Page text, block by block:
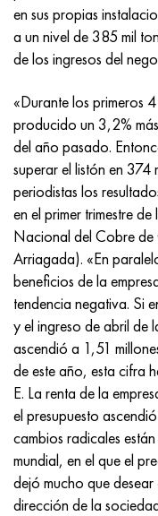
en sus propias
a un nivel de 385 mil
de los ingresos del
«Durante los primeros
producido un 3,2%
del año pasado.
superar el listón en
periodistas los
en el primer trimestre
Nacional del Cobre
Arriagada). «En
beneficios de la
tendencia negativa. Si
y el ingreso de abril de
ascendió a 1,51
de este año, esta cifra
E. La renta de la
el presupuesto
cambios radicales
mundial, en el que el
dejó mucho que
dirección de la
Inconel 693
Inconel 706
Inconel 718
Inconel 725
Inconel 738
Inconel 792
InconelX750
Inconel HX
Incotherm
incotest
Jette M152
40KHNM
Aleación 40HNYU-VI
Aleación 42N, Invar
aleación
42NKhTYu
44NKhTYu
Aleación 45N
45НХТ
47ND
47НХР
49KF
KhN56MVKYU
KhN56MVTYu
XN56MBYUD
ХН58В
XN60VMTYUR
XH60VT
XH60M
XN60YU
HN62VMYUT
HN62MVKYU
HN63MB
VT-14
VT-16
VT18, VT18U
BT20
VT20-1 sv
VT20-2 sv
BT22
VT-23
VT-35
PT-1M
PT-3V
Ti-6Al-6V-2Sn
Ti-6Al-2Sn-4Zr-2Mo
Ti-6Al-2Sn-4Zr-6Mo
Ti-8Al-1Mo-1V
Ti-10V-2Fe-3Al
Ti-15V-3Cr-3Sn-3Al
Aleaciones de titanio
Aleación de níquel y
1.4910 - AISI 316Ln
1.4919-asi 316h
Aleación 1.4922
Aleación 1.4923
Aleación 286 - 1.4944
Aisi 347H - 1.4961
Aleación A-286
Tubo resistente al calor
Aleación 1.4418
1.4429 - AISI 316Ln
Aleación 1.4430
Aleación 1.4432
Aleación 1.4435
Aleación 1.4436
1.4438 - AISI 317L
1.4439 - AISI 317LMn
1.4466 - AISI 310MoLn
Aleación Al6xn
15-7Ph® - 1.4532
1.4008 - AISI 414
1.4512 - AISI 409
08Х17Н15М3Т
08X18N12B
08Х21Н6М2Т
09x14n19v2br
10X11H20T2R
10x11n20t3r
10х11н23т3мр
10H14G14N4T
10X17H13M3T
10X18N18Yu4D
11X11N2V2MF
C95300, CuAl9
C62300-CuAl10Fe3
C62400-CuAl11Fe3
Bronce de níquel aluminio
c63000, 2.0966,
c95500, 2.0975,
C95800, 2.0975,
C95520, CuAl11Ni
2,0872,
Bronce aluminio silicio
CW301G, C64200
Lo70-1,
Lo90-1, C41000
Lc40s, CuZn37AI1,
LMC58-2, 2.0572,
LC59-1-1
LAZH60-1-1
LK80-3
C37700, 2.0380,
C38500, 2.0401,
C38010, 2.0402,
C35330,
latón aluminio
CuZn37Mn3Al2PbSi,
C68700, CuZn20Al2
C86300, CuZn19Al6
latón rojo
C84400, CuSn2ZnPb
C83600, CuSn5ZnPb
Vak4
Vd1, 1105
Swa5
AlCuMg1, 3.1325
AlCuMg2, 3.1355
18X11MNFB,
20K, p265gh, st41k
30X3MF, 31CrMoV9
Acero de relajación
30XM, 25CrMo4,
25X1MF, 21CrMoV5-7
25X2M1F,
35XM, 34CrMo4
Acero estructural de
09G2S, 13mn6, 09g2s
14G2, 17mn4, p295gh
16g, 15ga
16G2AF, p460n,
17G1S, s355j2g3
17G1S-U, St52-3,
35G2, 35s20
45G2, 45g2, AISI 1144
Aleación de acero
10g2, 10g2, AISI 1513
6XS, 60MnSi4, 6h
9ХВГ, 100MnCrW4
X6VF, X100CrMoV5-
X12, X210Cr12, 1.2080
X12M, X165CrMoV12,
Kh12MF, K110, Acero
X12F1,
corte rápido
Р6М5, 1.3343, hs6-5-
Р6М5К5, 1.3243,
R6M5F3, 1.3344,